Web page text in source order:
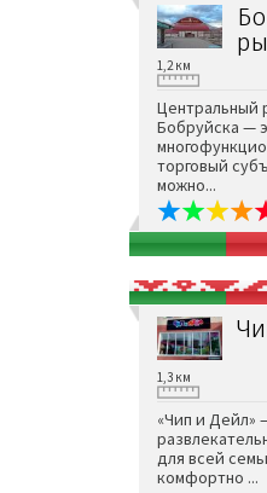
1,2 км
Центральный
Бобруйска —
торговый
можно...
1,3 км
«Чип и Дейл»
для всей
комфортно ...